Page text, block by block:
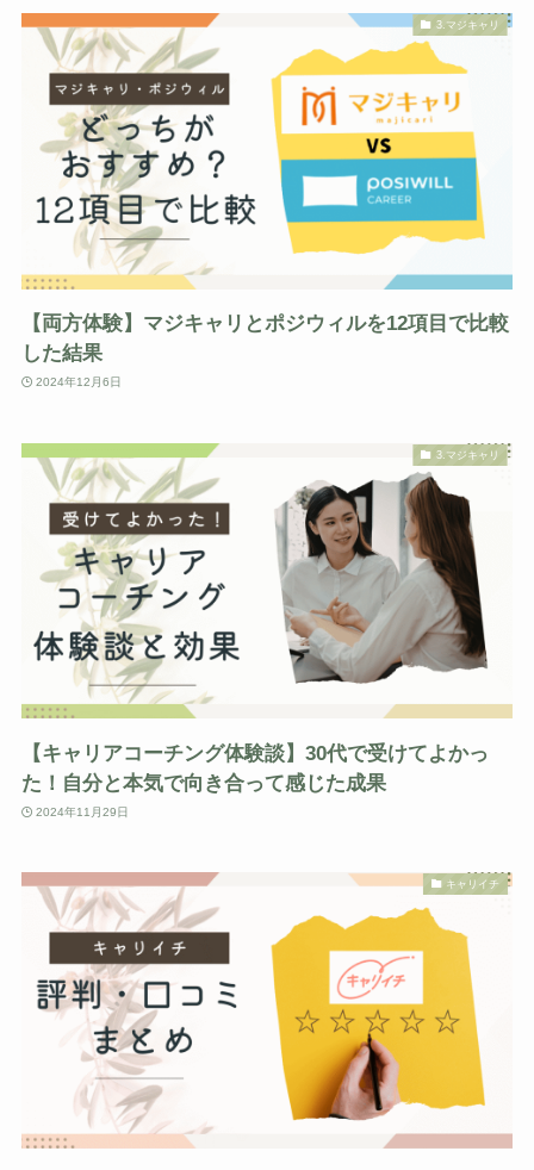
3.マジキャリ
【両方体験】マジキャリとポジウィルを12項目で比較
した結果
2024年12月6日
3.マジキャリ
【キャリアコーチング体験談】30代で受けてよかっ
た！自分と本気で向き合って感じた成果
2024年11月29日
キャリイチ